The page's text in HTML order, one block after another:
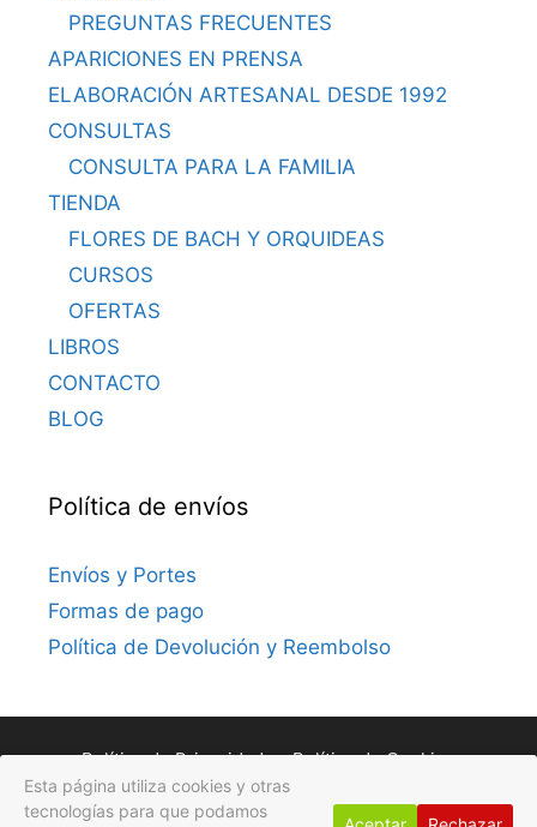
PREGUNTAS FRECUENTES
APARICIONES EN PRENSA
ELABORACIÓN ARTESANAL DESDE 1992
CONSULTAS
CONSULTA PARA LA FAMILIA
TIENDA
FLORES DE BACH Y ORQUIDEAS
CURSOS
OFERTAS
LIBROS
CONTACTO
BLOG
Política de envíos
Envíos y Portes
Formas de pago
Política de Devolución y Reembolso
Política de Privacidad
Política de Cookies
Avisos Legales
Esta página utiliza cookies y otras
tecnologías para que podamos